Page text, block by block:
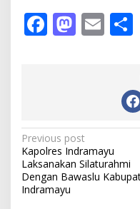
F
o
k
M
n
E
P
o
s
Previous post
Kapolres Indramayu
Laksanakan Silaturahmi
Dengan Bawaslu
Indramayu